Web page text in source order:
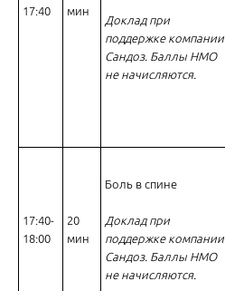
17:40
мин
Доклад при
поддержке компании
Сандоз. Баллы НМО
не начисляются.
17:40-
18:00
20
мин
Боль в спине
Доклад при
поддержке компании
Сандоз. Баллы НМО
не начисляются.